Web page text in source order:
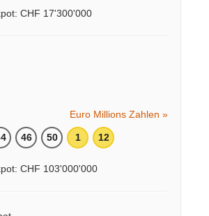
CHF 17'300'000
Euro Millions Zahlen »
46 50 1 12
CHF 103'000'000